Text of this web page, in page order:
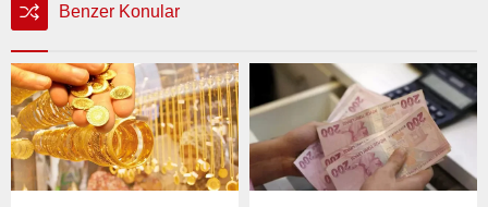
Benzer Konular